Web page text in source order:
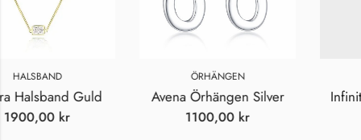
Avena Örhängen Silver Infinity Heart